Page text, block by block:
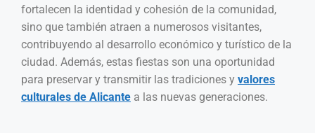
fortalecen la identidad y cohesión de la comunidad,
sino que también atraen a numerosos visitantes,
contribuyendo al desarrollo económico y turístico de la
ciudad. Además, estas fiestas son una oportunidad
para preservar y transmitir las tradiciones y valores
culturales de Alicante a las nuevas generaciones.